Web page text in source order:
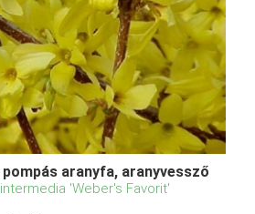
aranyfa, aranyvessző
'Weber's Favorit'